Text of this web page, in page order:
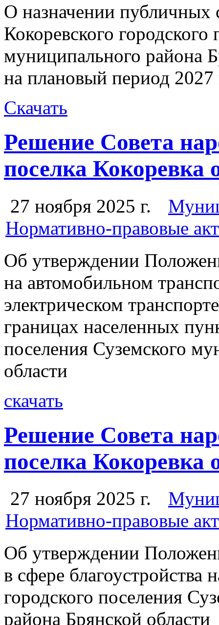
О назначении
Кокоревского
муниципального района
на плановый период 2027
Скачать
Решение Совета
поселка Кокоревка
27 ноября 2025 г.
Нормативно-правовые
Об утверждении
на автомобильном
электрическом
границах населенных
поселения Суземского
области
скачать
Решение Совета
поселка Кокоревка
27 ноября 2025 г.
Нормативно-правовые
Об утверждении
в сфере благоустройства
городского поселения
района Брянской области